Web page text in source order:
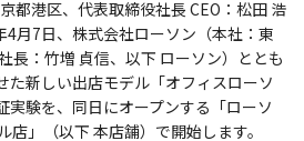
都港区、代表取締役社長 CEO：松田 浩
月7日、株式会社ローソン（本社：東
長：竹増 貞信、以下 ローソン）ととも
た新しい出店モデル「オフィスローソ
実験を、同日にオープンする「ローソ
店」（以下 本店舗）で開始します。